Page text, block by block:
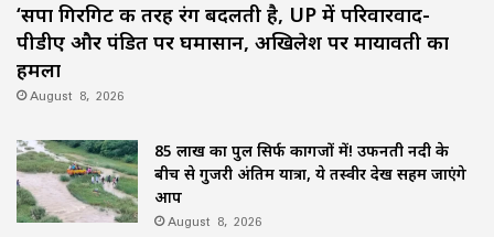
‘सपा गिरगिट की तरह रंग बदलती है, UP में परिवारवाद-
पीडीए और पंडित पर घमासान, अखिलेश पर मायावती का
हमला
August 8, 2026
85 लाख का पुल सिर्फ कागजों में! उफनती नदी के
बीच से गुजरी अंतिम यात्रा, ये तस्वीर देख सहम जाएंगे
आप
August 8, 2026